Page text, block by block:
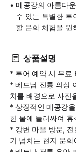
메콩강의 아름다
수 있는 특별한 투
할 문화 체험을 원
상품설명
* 투어 예약 시 무료
* 베트남 전통 의상
치를 배경으로 사진
* 상징적인 메콩강
한 물에 둘러싸여
* 강변 마을 방문,
기 넘치는 현지 문